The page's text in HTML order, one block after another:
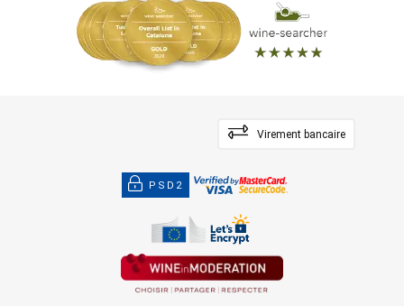
Virement bancaire
PSD2